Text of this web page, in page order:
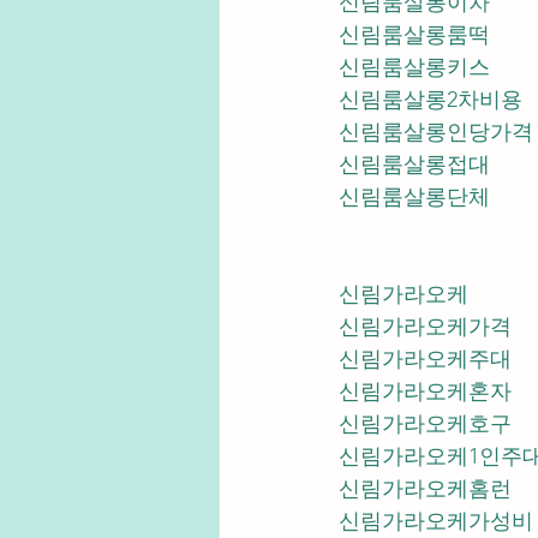
신림룸살롱룸떡
신림룸살롱키스
신림룸살롱2차비용
신림룸살롱인당가격
신림룸살롱접대
신림룸살롱단체
신림가라오케
신림가라오케가격
신림가라오케주대
신림가라오케혼자
신림가라오케호구
신림가라오케1인주
신림가라오케홈런
신림가라오케가성비